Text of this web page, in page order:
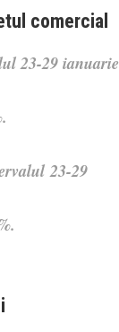
comercial
23-29 ianuarie
23-29